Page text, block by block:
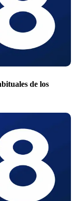
de los